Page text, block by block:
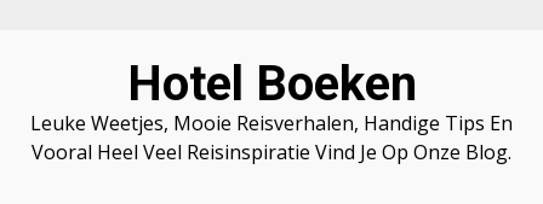
Hotel Boeken
Leuke Weetjes, Mooie Reisverhalen, Handige Tips En
Vooral Heel Veel Reisinspiratie Vind Je Op Onze Blog.